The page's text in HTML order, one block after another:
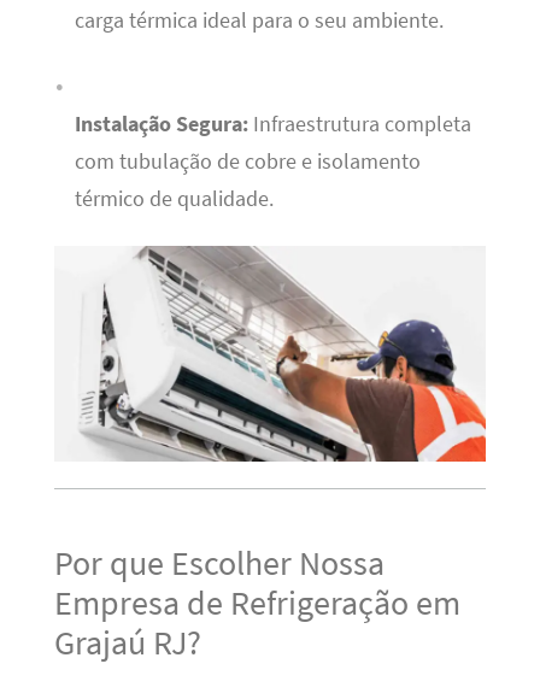
carga térmica ideal para o seu ambiente.
Instalação Segura:Infraestrutura completa
com tubulação de cobre e isolamento
térmico de qualidade.
Por que Escolher Nossa
Empresa de Refrigeração em
Grajaú RJ?